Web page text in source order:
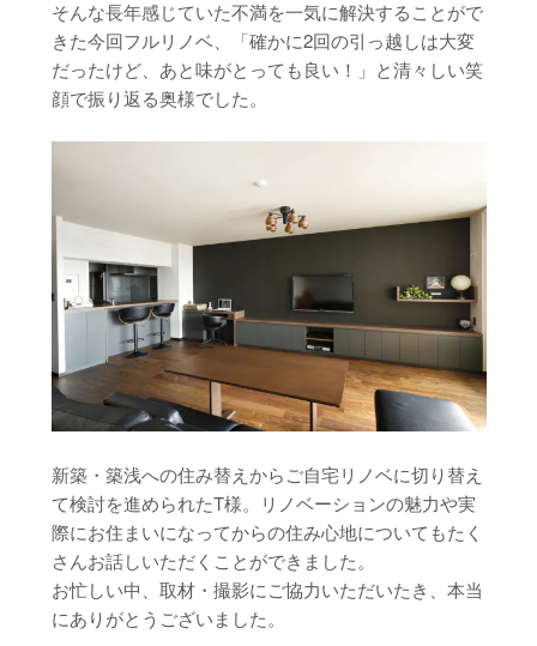
そんな長年感じていた不満を一気に解決することがで
きた今回フルリノベ、「確かに2回の引っ越しは大変
だったけど、あと味がとっても良い！」と清々しい笑
顔で振り返る奥様でした。
新築・築浅への住み替えからご自宅リノベに切り替え
て検討を進められたT様。リノベーションの魅力や実
際にお住まいになってからの住み心地についてもたく
さんお話しいただくことができました。
お忙しい中、取材・撮影にご協力いただいたき、本当
にありがとうございました。